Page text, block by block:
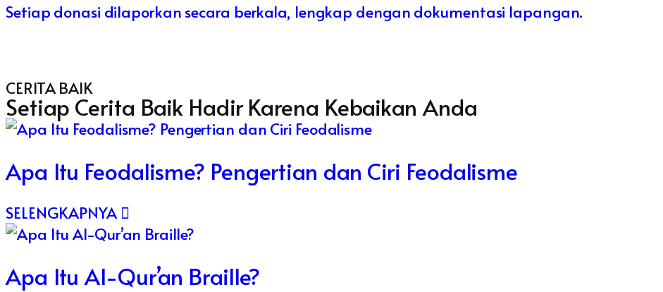
Setiap donasi dilaporkan secara berkala, lengkap dengan dokumentasi lapangan.
CERITA BAIK
Setiap Cerita Baik Hadir Karena Kebaikan Anda
Apa Itu Feodalisme? Pengertian dan Ciri Feodalisme
SELENGKAPNYA
Apa Itu Al-Qur’an Braille?